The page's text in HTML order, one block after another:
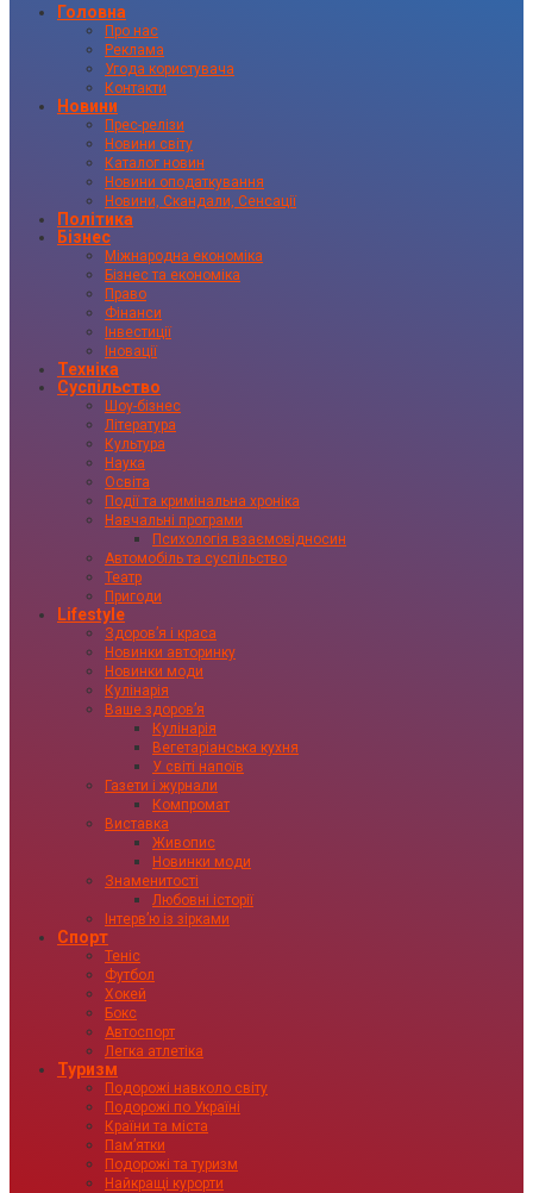
Головна
Про нас
Реклама
Угода користувача
Контакти
Новини
Прес-релізи
Новини світу
Каталог новин
Новини оподаткування
Новини, Скандали, Сенсації
Політика
Бізнес
Міжнародна економіка
Бізнес та економіка
Право
Фінанси
Інвестиції
Іновації
Техніка
Суспільство
Шоу-бізнес
Література
Культура
Наука
Освіта
Події та кримінальна хроніка
Навчальні програми
Психологія взаємовідносин
Автомобіль та суспільство
Театр
Пригоди
Lifestyle
Здоровʼя і краса
Новинки авторинку
Новинки моди
Кулінарія
Ваше здоровʼя
Кулінарія
Вегетаріанська кухня
У світі напоїв
Газети і журнали
Компромат
Виставка
Живопис
Новинки моди
Знаменитості
Любовні історії
Інтервʼю із зірками
Спорт
Теніс
Футбол
Хокей
Бокс
Автоспорт
Легка атлетіка
Туризм
Подорожі навколо світу
Подорожі по Україні
Країни та міста
Пам’ятки
Подорожі та туризм
Найкращі курорти